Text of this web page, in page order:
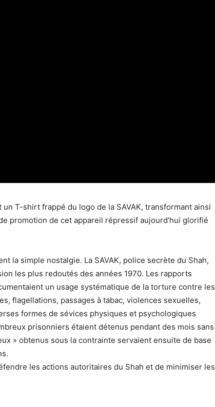
T-shirt frappé du logo de la SAVAK, transformant ainsi
promotion de cet appareil répressif aujourd’hui glorifié
la simple nostalgie. La SAVAK, police secrète du Shah,
les plus redoutés des années 1970. Les rapports
un usage systématique de la torture contre les
flagellations, passages à tabac, violences sexuelles,
formes de sévices physiques et psychologiques
prisonniers étaient détenus pendant des mois sans
» obtenus sous la contrainte servaient ensuite de base
les actions autoritaires du Shah et de minimiser les